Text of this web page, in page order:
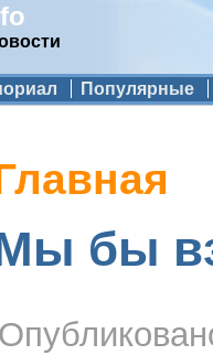
Популярные
здесь
бы